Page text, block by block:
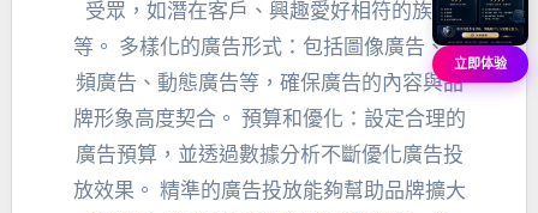
受眾，如潛在客戶、興趣愛好相符的族群
等。 多樣化的廣告形式：包括圖像廣告、視
頻廣告、動態廣告等，確保廣告的內容與品
牌形象高度契合。 預算和優化：設定合理的
廣告預算，並透過數據分析不斷優化廣告投
放效果。 精準的廣告投放能夠幫助品牌擴大
立即体验